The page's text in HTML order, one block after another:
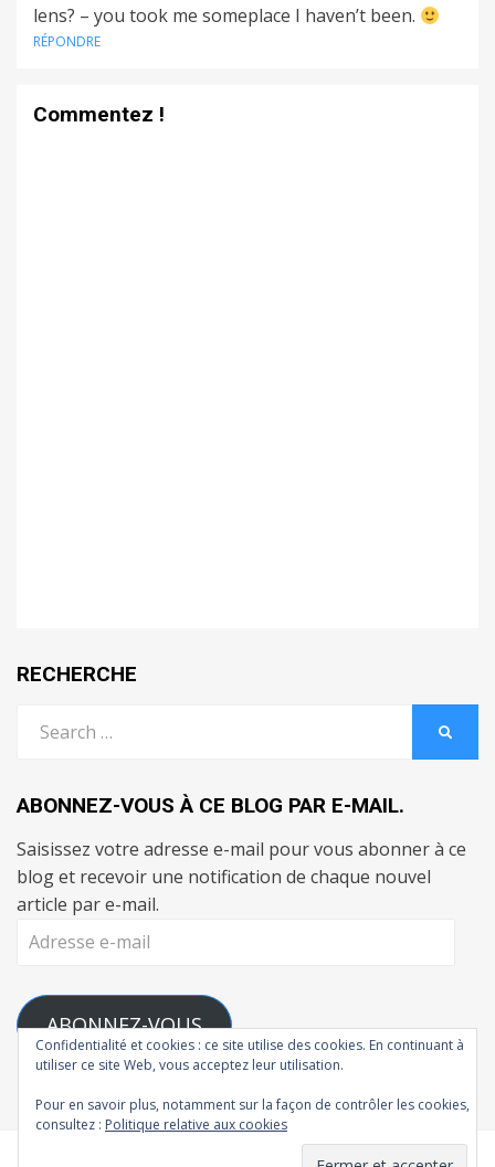
lens? – you took me someplace I haven’t been.
RÉPONDRE
Commentez !
RECHERCHE
for:
ABONNEZ-VOUS À CE BLOG PAR E-MAIL.
Saisissez votre adresse e-mail pour vous abonner à ce
blog et recevoir une notification de chaque nouvel
article par e-mail.
Adresse
ABONNEZ-VOUS
Rejoignez les 111 autres abonnés
L'Atelier de Madman
Confidentialité et cookies : ce site utilise des cookies. En continuant à
utiliser ce site Web, vous acceptez leur utilisation.
Pour en savoir plus, notamment sur la façon de contrôler les cookies,
consultez : Politique relative aux cookies